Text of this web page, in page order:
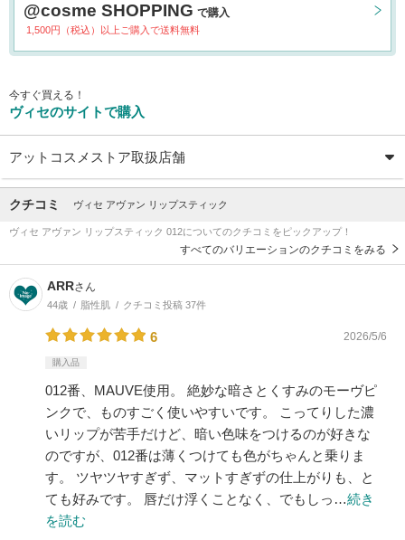
@cosme SHOPPING で購入
1,500円（税込）以上ご購入で送料無料
今すぐ買える！
ヴィセのサイトで購入
アットコスメストア取扱店舗
クチコミ ヴィセ アヴァン リップスティック
ヴィセ アヴァン リップスティック 012についてのクチコミをピックアップ！
すべてのバリエーションのクチコミをみる
ARRさん
44歳 脂性肌 クチコミ投稿 37件
6 2026/5/6
購入品
012番、MAUVE使用。 絶妙な暗さとくすみのモーヴピ
ンクで、ものすごく使いやすいです。 こってりした濃
いリップが苦手だけど、暗い色味をつけるのが好きな
のですが、012番は薄くつけても色がちゃんと乗りま
す。 ツヤツヤすぎず、マットすぎずの仕上がりも、と
ても好みです。 唇だけ浮くことなく、でもしっ…続き
を読む